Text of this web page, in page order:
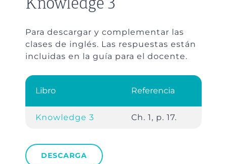
Knowledge 3
Para descargar y complementar las
clases de inglés. Las respuestas están
incluidas en la guía para el docente.
Libro Referencia
Knowledge 3 Ch. 1, p. 17.
DESCARGA